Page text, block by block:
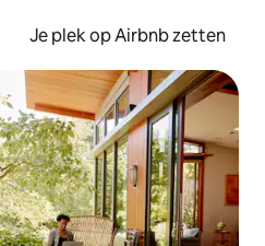
Je plek op Airbnb zetten